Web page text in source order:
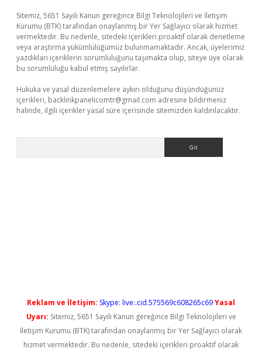
Sitemiz, 5651 Sayılı Kanun gereğince Bilgi Teknolojileri ve İletişim
Kurumu (BTK) tarafından onaylanmış bir Yer Sağlayıcı olarak hizmet
vermektedir. Bu nedenle, sitedeki içerikleri proaktif olarak denetleme
veya araştırma yükümlülüğümüz bulunmamaktadır. Ancak, üyelerimiz
yazdıkları içeriklerin sorumluluğunu taşımakta olup, siteye üye olarak
bu sorumluluğu kabul etmiş sayılırlar.
Hukuka ve yasal düzenlemelere aykırı olduğunu düşündüğünüz
içerikleri, backlinkpanelicomtr@gmail.com adresine bildirmeniz
halinde, ilgili içerikler yasal süre içerisinde sitemizden kaldırılacaktır.
Reklam ve İletişim: Skype: live:.cid.575569c608265c69Yasal
Uyarı: Sitemiz, 5651 Sayılı Kanun gereğince Bilgi Teknolojileri ve
İletişim Kurumu (BTK) tarafından onaylanmış bir Yer Sağlayıcı olarak
hizmet vermektedir. Bu nedenle, sitedeki içerikleri proaktif olarak